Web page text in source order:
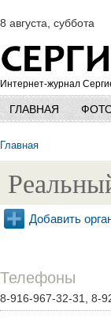
8 августа, суббота
Интернет-журнал
ГЛАВНАЯ
Главная
Добавить
Телефоны
8-916-967-32-31, 8-